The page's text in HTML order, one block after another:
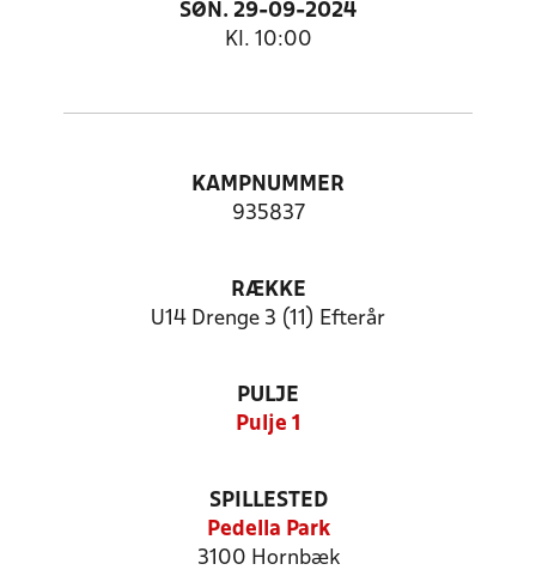
SØN. 29-09-2024
Kl. 10:00
KAMPNUMMER
935837
RÆKKE
U14 Drenge 3 (11) Efterår
PULJE
Pulje 1
SPILLESTED
Pedella Park
3100 Hornbæk